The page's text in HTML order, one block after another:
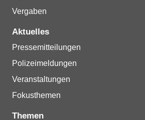
Vergaben
Aktuelles
Pressemitteilungen
Polizeimeldungen
Veranstaltungen
Fokusthemen
Themen